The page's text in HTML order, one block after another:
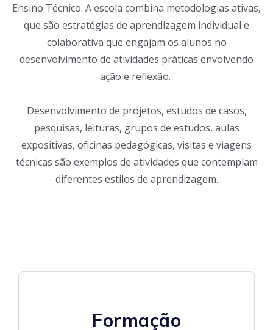
Ensino Técnico. A escola combina metodologias ativas,
que são estratégias de aprendizagem individual e
colaborativa que engajam os alunos no
desenvolvimento de atividades práticas envolvendo
ação e reflexão.
Desenvolvimento de projetos, estudos de casos,
pesquisas, leituras, grupos de estudos, aulas
expositivas, oficinas pedagógicas, visitas e viagens
técnicas são exemplos de atividades que contemplam
diferentes estilos de aprendizagem.
Formação